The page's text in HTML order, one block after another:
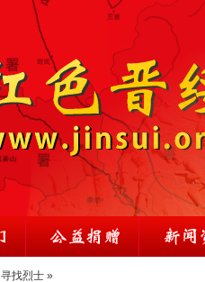
寻找烈士 »